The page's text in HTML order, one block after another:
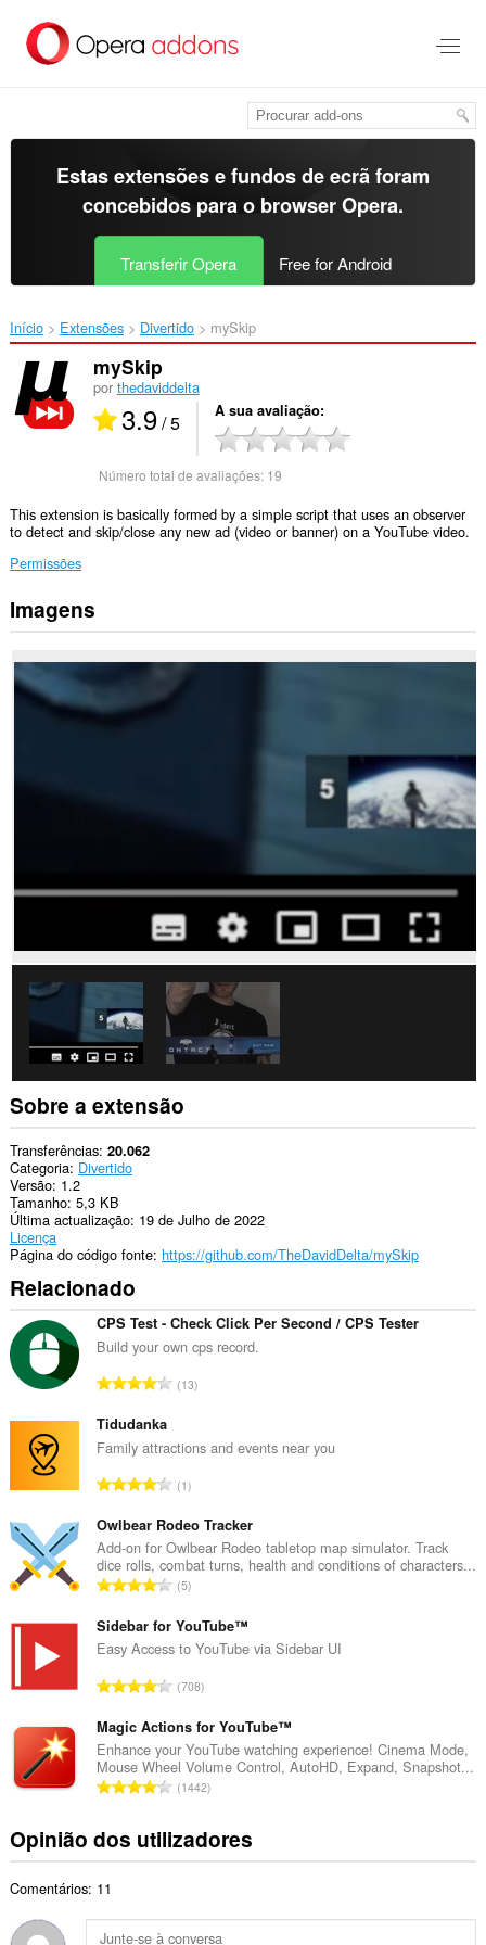
para
Estas extensões e fundos de ecrã foram
concebidos para o browser Opera.
Transferir Opera Free for Android
Início Extensões Divertido mySkip‎
mySkip
por thedaviddelta
3.9/ 5 A sua avaliação
Número total de avaliações: 19
This extension is basically formed by a simple script that uses an observer
to detect and skip/close any new ad (video or banner) on a YouTube video.
Permissões
Esta
extensão
aceder
aos
seus
Imagens
Sobre a extensão
Transferências 20.062
Categoria Divertido
Versão 1.2
Tamanho 5,3 KB
Última actualização 19 de Julho de 2022
Licença
Página do código fonte https://github.com/TheDavidDelta/mySkip
Relacionado
CPS Test - Check Click Per Second / CPS Tester
Build your own cps record.
N
e
o
o
t
a
d
e
v
l
i
a
ç
e
s
13
Tidudanka
Family attractions and events near you
N
m
e
r
o
o
t
a
d
e
a
v
l
i
õ
e
1
Owlbear Rodeo Tracker
Add-on for Owlbear Rodeo tabletop map simulator. Track
dice rolls, combat turns, health and conditions of characters...
N
m
e
o
o
t
a
e
a
l
5
Sidebar for YouTube™
Easy Access to YouTube via Sidebar UI
N
m
e
r
o
o
t
d
708
Magic Actions for YouTube™
Enhance your YouTube watching experience! Cinema Mode,
Mouse Wheel Volume Control, AutoHD, Expand, Snapshot...
N
m
e
t
o
1442
Opinião dos utilizadores
Comentários: 11